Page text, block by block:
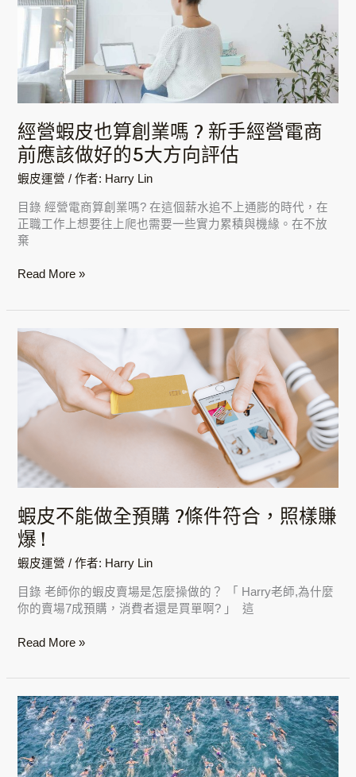
經營蝦皮也算創業嗎 ? 新手經營電商
前應該做好的5大方向評估
蝦皮運營 / 作者: Harry Lin
目錄 經營電商算創業嗎? 在這個薪水追不上通膨的時代，在
正職工作上想要往上爬也需要一些實力累積與機緣。在不放
棄
業
嗎
?
手
經
營
電
商
前
應
做
大
方
向
Read More »
蝦皮不能做全預購 ?條件符合，照樣賺
爆 !
蝦皮運營 / 作者: Harry Lin
目錄 老師你的蝦皮賣場是怎麼操做的？ 「 Harry老師,為什麼
你的賣場7成預購，消費者還是買單啊? 」 這
蝦
皮
不
全
預
購
?
條
符
合，
照
樣
賺
爆
Read More »
蝦
皮
那
麼
競